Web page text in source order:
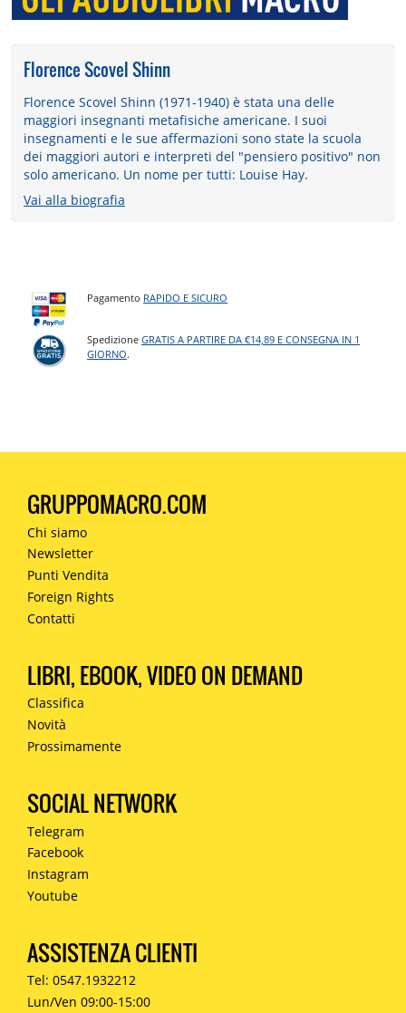
Florence Scovel Shinn
Florence Scovel Shinn (1971-1940) è stata una delle
maggiori insegnanti metafisiche americane. I suoi
insegnamenti e le sue affermazioni sono state la scuola
dei maggiori autori e interpreti del "pensiero positivo" non
solo americano. Un nome per tutti: Louise Hay.
Vai alla biografia
Pagamento RAPIDO E SICURO
SpedizioneGRATIS A PARTIRE DA €14,89 E CONSEGNA IN 1
GIORNO.
GRUPPOMACRO.COM
Chi siamo
Newsletter
Punti Vendita
Foreign Rights
Contatti
LIBRI, EBOOK, VIDEO ON DEMAND
Classifica
Novità
Prossimamente
SOCIAL NETWORK
Telegram
Facebook
Instagram
Youtube
ASSISTENZA CLIENTI
Tel: 0547.1932212
Lun/Ven 09:00-15:00